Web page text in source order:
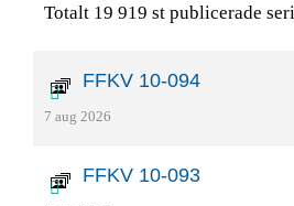
Totalt 19 919 st publicerade
FFKV 10-094
7 aug 2026
FFKV 10-093